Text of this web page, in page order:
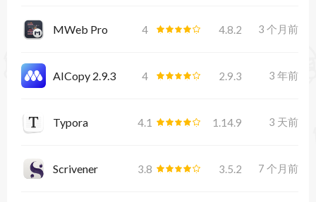
MWeb Pro 4 4.8.2 3 个月前
AICopy 2.9.3 4 2.9.3 3 年前
Typora 4.1 1.14.9 3 天前
Scrivener 3.8 3.5.2 7 个月前